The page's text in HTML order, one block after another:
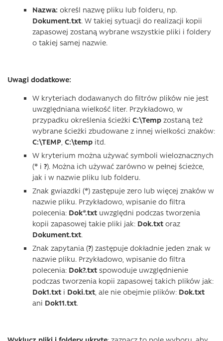
Nazwa: określ nazwę pliku lub folderu, np.
Dokument.txt. W takiej sytuacji do realizacji kopii
zapasowej zostaną wybrane wszystkie pliki i foldery
o takiej samej nazwie.
Uwagi dodatkowe:
W kryteriach dodawanych do filtrów plików nie jest
uwzględniana wielkość liter. Przykładowo, w
przypadku określenia ścieżki C:\Temp zostaną też
wybrane ścieżki zbudowane z innej wielkości znaków:
C:\TEMP, C:\temp itd.
W kryterium można używać symboli wieloznacznych
(* i ?). Można ich używać zarówno w pełnej ścieżce,
jak i w nazwie pliku lub folderu.
Znak gwiazdki (*) zastępuje zero lub więcej znaków w
nazwie pliku. Przykładowo, wpisanie do filtra
polecenia: Dok*.txt uwzględni podczas tworzenia
kopii zapasowej takie pliki jak: Dok.txt oraz
Dokument.txt.
Znak zapytania (?) zastępuje dokładnie jeden znak w
nazwie pliku. Przykładowo, wpisanie do filtra
polecenia: Dok?.txt spowoduje uwzględnienie
podczas tworzenia kopii zapasowej takich plików jak:
Dok1.txt i Doki.txt, ale nie obejmie plików: Dok.txt
ani Dok11.txt.